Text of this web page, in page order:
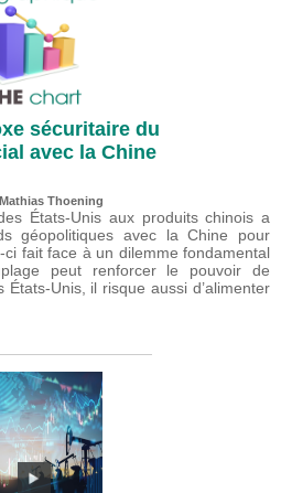
sécuritaire du
avec la Chine
Thoening
États-Unis aux produits chinois a
géopolitiques avec la Chine pour
ci fait face à un dilemme fondamental
peut renforcer le pouvoir de
Unis, il risque aussi d’alimenter